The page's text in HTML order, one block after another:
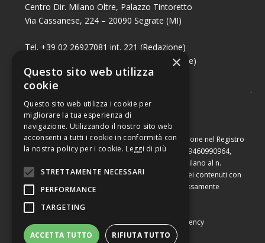
Centro Dir. Milano Oltre, Palazzo Tintoretto
Via Cassanese, 224 – 20090 Segrate (MI)
Tel. +39 02 26927081 int. 221 (Redazione)
Tel. +39 02 26927081 int. 224 (Commerciale)
Fax +39 02 26951006
Capitale sociale di Euro 10.000,00 – Numero di iscrizione nel Registro
delle Imprese di Milano, partita Iva e codice fiscale 09460990964,
iscritta al Repertorio Economico Amministrativo di Milano al n.
2091710. È vietata la riproduzione, anche parziale, dei contenuti con
qualsiasi mezzo, compresa la stampa, se non espressamente
autorizzata.
Copyright © Converting srl | Privacy Policy|Web Agency
×
Questo sito web utilizza
cookie
Questo sito web utilizza i cookie per
migliorare la tua esperienza di
navigazione. Utilizzando il nostro sito web
acconsenti a tutti i cookie in conformità con
la nostra policy per i cookie. Leggi di più
STRETTAMENTE NECESSARI
PERFORMANCE
TARGETING
ACCETTA TUTTO RIFIUTA TUTTO